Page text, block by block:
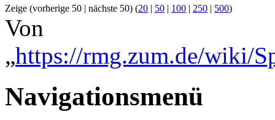
Zeige (vorherige 50 | nächste 50) (20 | 50 | 100 | 250 | 500)
Von
„https://rmg.zum.de/wiki/
Navigationsmenü